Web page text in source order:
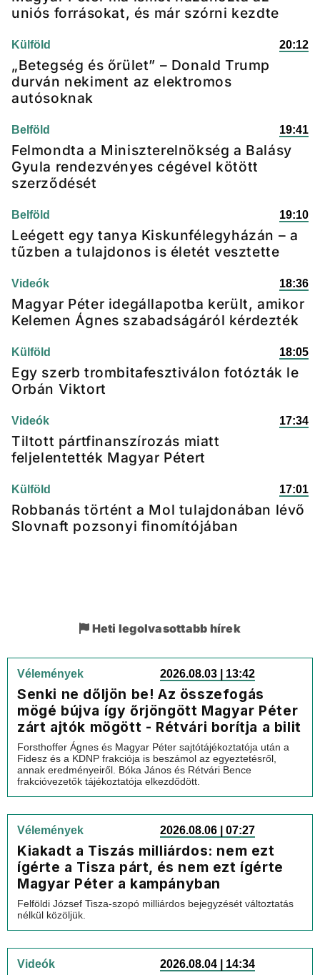
uniós forrásokat, és már szórni kezdte
Külföld 20:12
„Betegség és őrület” – Donald Trump
durván nekiment az elektromos
autósoknak
Belföld 19:41
Felmondta a Miniszterelnökség a Balásy
Gyula rendezvényes cégével kötött
szerződését
Belföld 19:10
Leégett egy tanya Kiskunfélegyházán – a
tűzben a tulajdonos is életét vesztette
Videók 18:36
Magyar Péter idegállapotba került, amikor
Kelemen Ágnes szabadságáról kérdezték
Külföld 18:05
Egy szerb trombitafesztiválon fotózták le
Orbán Viktort
Videók 17:34
Tiltott pártfinanszírozás miatt
feljelentették Magyar Pétert
Külföld 17:01
Robbanás történt a Mol tulajdonában lévő
Slovnaft pozsonyi finomítójában
Heti legolvasottabb hírek
Vélemények 2026.08.03 | 13:42
Senki ne dőljön be! Az összefogás
mögé bújva így őrjöngött Magyar Péter
zárt ajtók mögött - Rétvári borítja a bilit
Forsthoffer Ágnes és Magyar Péter sajtótájékoztatója után a
Fidesz és a KDNP frakciója is beszámol az egyeztetésről,
annak eredményeiről. Bóka János és Rétvári Bence
frakcióvezetők tájékoztatója elkezdődött.
Vélemények 2026.08.06 | 07:27
Kiakadt a Tiszás milliárdos: nem ezt
ígérte a Tisza párt, és nem ezt ígérte
Magyar Péter a kampányban
Felföldi József Tisza-szopó milliárdos bejegyzését változtatás
nélkül közöljük.
Videók 2026.08.04 | 14:34